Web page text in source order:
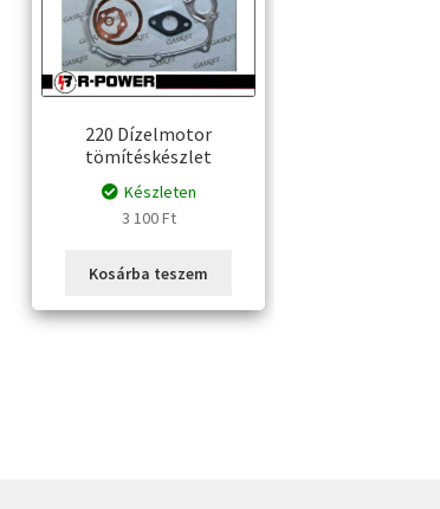
220 Dízelmotor
tömítéskészlet
Készleten
3 100Ft
Kosárba teszem